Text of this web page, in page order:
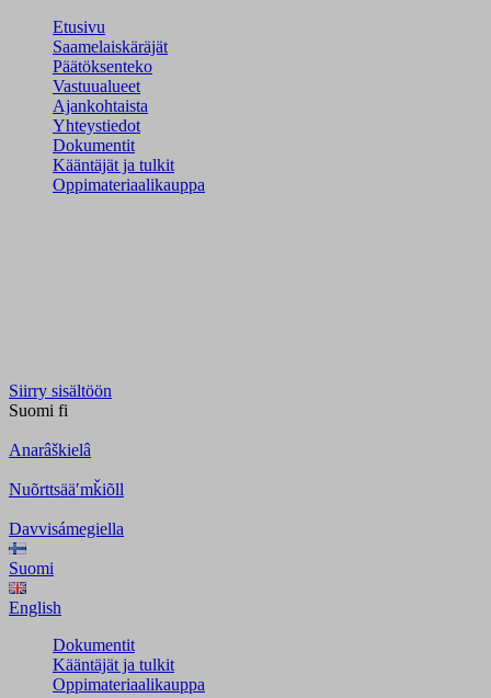
Etusivu
Saamelaiskäräjät
Päätöksenteko
Vastuualueet
Ajankohtaista
Yhteystiedot
Dokumentit
Kääntäjät ja tulkit
Oppimateriaalikauppa
Siirry sisältöön
Suomi fi
Anarâškielâ
Nuõrttsääʹmǩiõll
Davvisámegiella
Suomi
English
Dokumentit
Kääntäjät ja tulkit
Oppimateriaalikauppa